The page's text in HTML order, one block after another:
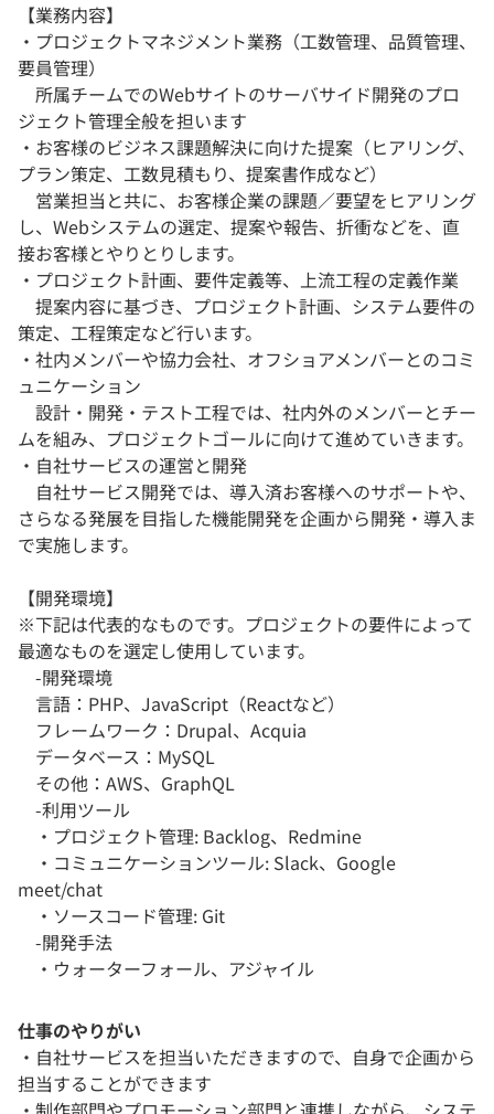
【業務内容】
・プロジェクトマネジメント業務（工数管理、品質管理、
要員管理）
所属チームでのWebサイトのサーバサイド開発のプロ
ジェクト管理全般を担います
・お客様のビジネス課題解決に向けた提案（ヒアリング、
プラン策定、工数見積もり、提案書作成など）
営業担当と共に、お客様企業の課題／要望をヒアリング
し、Webシステムの選定、提案や報告、折衝などを、直
接お客様とやりとりします。
・プロジェクト計画、要件定義等、上流工程の定義作業
提案内容に基づき、プロジェクト計画、システム要件の
策定、工程策定など行います。
・社内メンバーや協力会社、オフショアメンバーとのコミ
ュニケーション
設計・開発・テスト工程では、社内外のメンバーとチー
ムを組み、プロジェクトゴールに向けて進めていきます。
・自社サービスの運営と開発
自社サービス開発では、導入済お客様へのサポートや、
さらなる発展を目指した機能開発を企画から開発・導入ま
で実施します。
【開発環境】
※下記は代表的なものです。プロジェクトの要件によって
最適なものを選定し使用しています。
-開発環境
言語：PHP、JavaScript（Reactなど）
フレームワーク：Drupal、Acquia
データベース：MySQL
その他：AWS、GraphQL
-利用ツール
・プロジェクト管理: Backlog、Redmine
・コミュニケーションツール: Slack、Google
meet/chat
・ソースコード管理: Git
-開発手法
・ウォーターフォール、アジャイル
仕事のやりがい
・自社サービスを担当いただきますので、自身で企画から
担当することができます